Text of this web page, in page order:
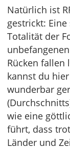
Natürlich ist
gestrickt:
Totalität der
Rücken fallen
kannst du
wunderbar
wie eine
führt, dass
Länder und